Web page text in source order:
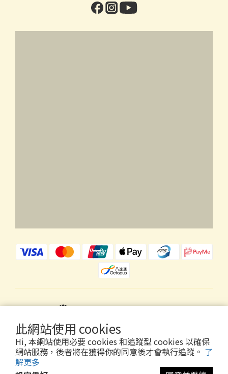
此網站使用 cookies
Hi, 本網站使用必要 cookies 和追蹤型 cookies 以確保
網站服務，後者將在獲得你的同意後才會執行追蹤。 了
解更多
$HKD 繁體中文